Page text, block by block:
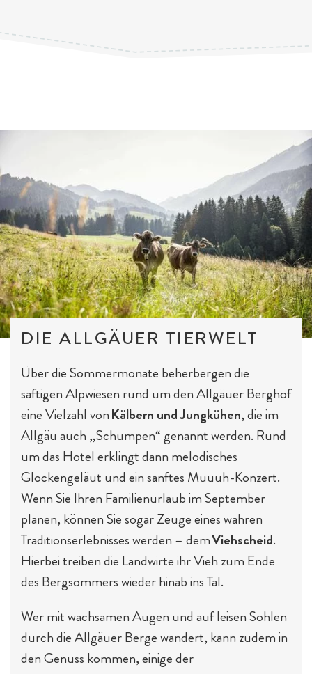
DIE ALLGÄUER TIERWELT
Über die Sommermonate beherbergen die
saftigen Alpwiesen rund um den Allgäuer Berghof
eine Vielzahl vonKälbern und Jungkühen, die im
Allgäu auch „Schumpen“ genannt werden. Rund
um das Hotel erklingt dann melodisches
Glockengeläut und ein sanftes Muuuh-Konzert.
Wenn Sie Ihren Familienurlaub im September
planen, können Sie sogar Zeuge eines wahren
Traditionserlebnisses werden – demViehscheid.
Hierbei treiben die Landwirte ihr Vieh zum Ende
des Bergsommers wieder hinab ins Tal.
Wer mit wachsamen Augen und auf leisen Sohlen
durch die Allgäuer Berge wandert, kann zudem in
den Genuss kommen, einige der